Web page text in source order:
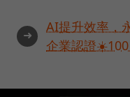
➜
AI提升效率，
企業認證